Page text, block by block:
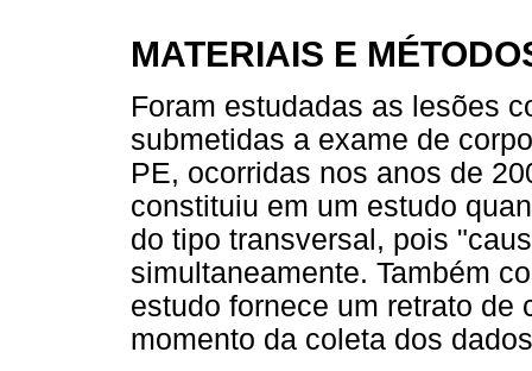
MATERIAIS E
Foram estudadas as lesões
submetidas a exame de
PE, ocorridas nos anos de
constituiu em um estudo
do tipo transversal, pois
simultaneamente. Também
estudo fornece um retrato de
momento da coleta dos